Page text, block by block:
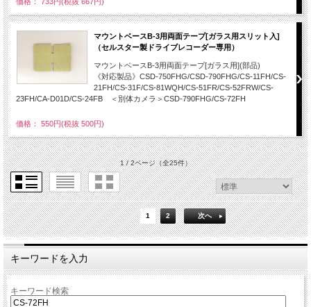
マウントベースB-3用両面テープ[ガラス用スリット入]
（セルスター製ドライブレコーダー専用）
マウントベースB-3用両面テープ[ガラス用](部品)
《対応製品》CSD-750FHG/CSD-790FHG/CS-11FH/CS-
21FH/CS-31F/CS-81WQH/CS-51FR/CS-52FRW/CS-
23FH/CA-D01D/CS-24FB ＜別体カメラ＞CSD-790FHG/CS-72FH
価格： 550円(税抜 500円)
1 / 2ページ（全25件）
1 2 次へ
キーワードを入力
キーワード検索